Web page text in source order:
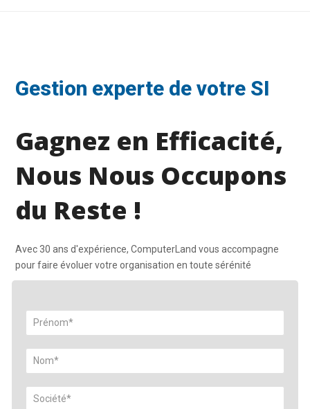
Gestion experte de votre SI
Gagnez en Efficacité,
Nous Nous Occupons
du Reste !
Avec 30 ans d'expérience, ComputerLand vous accompagne
pour faire évoluer votre organisation en toute sérénité